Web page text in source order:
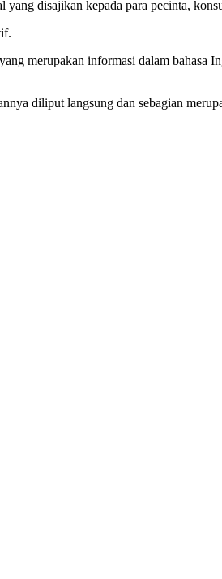
disajikan kepada para pecinta,
merupakan informasi dalam
diliput langsung dan sebagian